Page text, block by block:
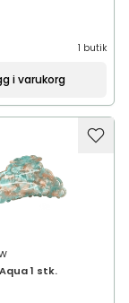
1 butik
i varukorg
1 stk.